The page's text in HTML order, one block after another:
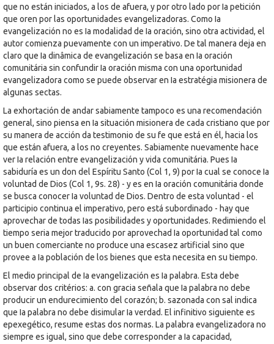
que no están iniciados, a los de afuera, y por otro lado por Ia petición
que oren por las oportunidades evangelizadoras. Como Ia
evangelización no es Ia modalidad de Ia oración, sino otra actividad, el
autor comienza puevamente con un imperativo. De tal manera deja en
claro que Ia dinâmica de evangelización se basa en Ia oración
comunitária sin confundir Ia oración misma con una oportunidad
evangelizadora como se puede observar en Ia estratégia misionera de
algunas sectas.
La exhortación de andar sabiamente tampoco es una recomendación
general, sino piensa en Ia situación misionera de cada cristiano que por
su manera de acción da testimonio de su fe que está en él, hacia los
que están afuera, a los no creyentes. Sabiamente nuevamente hace
ver Ia relación entre evangelización y vida comunitária. Pues Ia
sabiduría es un don del Espíritu Santo (Col 1, 9) por Ia cual se conoce Ia
voluntad de Dios (Col 1, 9s. 28) - y es en Ia oración comunitária donde
se busca conocer Ia voluntad de Dios. Dentro de esta voluntad - el
participio continua el imperativo, pero está subordinado - hay que
aprovechar de todas Ias posibilidades y oportunidades. Redimiendo el
tiempo seria mejor traducido por aprovechad Ia oportunidad tal como
un buen comerciante no produce una escasez artificial sino que
provee a Ia población de los bienes que esta necesita en su tiempo.
El medio principal de Ia evangelización es Ia palabra. Esta debe
observar dos critérios: a. con gracia señala que Ia palabra no debe
producir un endurecimiento del corazón; b. sazonada con sal indica
que Ia palabra no debe disimular Ia verdad. El infinitivo siguiente es
epexegético, resume estas dos normas. La palabra evangelizadora no
siempre es igual, sino que debe corresponder a Ia capacidad,